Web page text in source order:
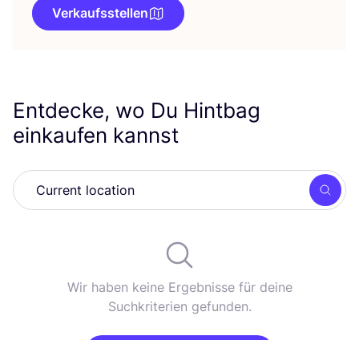
Verkaufsstellen
Entdecke, wo Du Hintbag
einkaufen kannst
Wir haben keine Ergebnisse für deine
Suchkriterien gefunden.